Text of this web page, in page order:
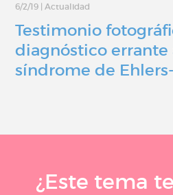
6/2/19 Actualidad
Testimonio
diagnóstico errante
síndrome de
¿Este tema